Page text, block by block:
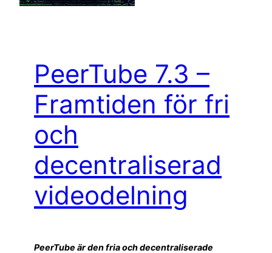
PeerTube 7.3 –
Framtiden för fri
och
decentraliserad
videodelning
PeerTube är den fria och decentraliserade